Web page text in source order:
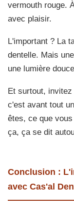
vermouth rouge.
avec plaisir.
L'important ? La
dentelle. Mais
une lumière
Et surtout,
c'est avant tout
êtes, ce que
ça, ça se dit
Conclusion :
avec Cas'al